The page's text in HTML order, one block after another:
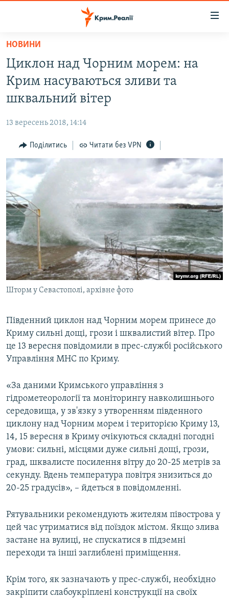
Перейти
основного
матеріалу
Перейти
до
основної
навігації
Перейти
до
пошуку
ВОДА.КРИМ
ВІДЕО ТА ФОТО
БЛОГИ
ПОГЛЯД
ІНТЕРВ'Ю
ВСЕ ЗА ДЕНЬ
СПЕЦПРОЕКТИ
ДЕПОРТАЦІЯ
ВІДЕОУРОКИ «ELIFBE»
СВІДЧЕННЯ ОКУПАЦІЇ
УКРАЇНСЬКА ПРОБЛЕМА КРИМУ
ІНФОГРАФІКА
ЯК ОБІЙТИ БЛОКУВАННЯ
Русский
Qırımtatar
ДОЛУЧАЙСЯ!
Усі сайти RFE/RL
НОВИНИ
Циклон над Чорним морем: на
Крим насуваються зливи та
шквальний вітер
13 вересень 2018, 14:14
Поділитись Читати без VPN
Шторм у Севастополі, архівне фото
Південний циклон над Чорним морем принесе до
Криму сильні дощі, грози і шквалистий вітер. Про
це 13 вересня повідомили в прес-службі російського
Управління МНС по Криму.
«За даними Кримського управління з
гідрометеорології та моніторингу навколишнього
середовища, у зв'язку з утворенням південного
циклону над Чорним морем і територією Криму 13,
14, 15 вересня в Криму очікуються складні погодні
умови: сильні, місцями дуже сильні дощі, грози,
град, шквалисте посилення вітру до 20-25 метрів за
секунду. Вдень температура повітря знизиться до
20-25 градусів», – йдеться в повідомленні.
Рятувальники рекомендують жителям півострова у
цей час утриматися від поїздок містом. Якщо злива
застане на вулиці, не спускатися в підземні
переходи та інші заглиблені приміщення.
Крім того, як зазначають у прес-службі, необхідно
закріпити слабоукріплені конструкції на своїх